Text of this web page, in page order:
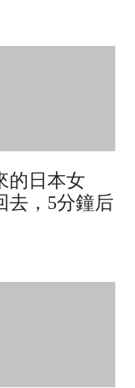
的日本女
去，5分鐘后